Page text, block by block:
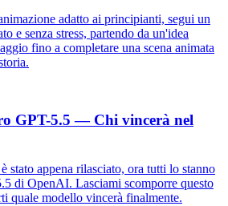
adatto ai principianti, segui un
e senza stress, partendo da un'idea
fino a completare una scena animata
GPT-5.5 — Chi vincerà nel
stato appena rilasciato, ora tutti lo stanno
di OpenAI. Lasciami scomporre questo
quale modello vincerà finalmente.